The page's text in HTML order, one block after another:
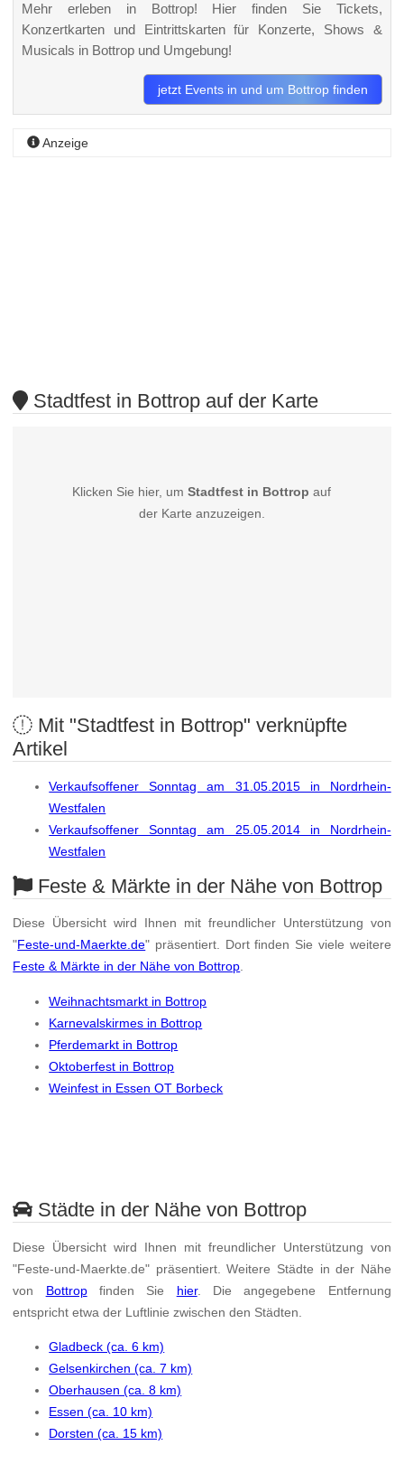
Mehr erleben in Bottrop! Hier finden Sie Tickets,
Konzertkarten und Eintrittskarten für Konzerte, Shows &
Musicals in Bottrop und Umgebung!
jetzt Events in und um Bottrop finden
Anzeige
Stadtfest in Bottrop auf der Karte
Klicken Sie hier, umStadtfest in Bottrop auf
der Karte anzuzeigen.
Mit "Stadtfest in Bottrop" verknüpfte
Artikel
Verkaufsoffener Sonntag am 31.05.2015 in Nordrhein-
Westfalen
Verkaufsoffener Sonntag am 25.05.2014 in Nordrhein-
Westfalen
Feste & Märkte in der Nähe von Bottrop
Diese Übersicht wird Ihnen mit freundlicher Unterstützung von
"Feste-und-Maerkte.de" präsentiert. Dort finden Sie viele weitere
Feste & Märkte in der Nähe von Bottrop.
Weihnachtsmarkt in Bottrop
Karnevalskirmes in Bottrop
Pferdemarkt in Bottrop
Oktoberfest in Bottrop
Weinfest in Essen OT Borbeck
Städte in der Nähe von Bottrop
Diese Übersicht wird Ihnen mit freundlicher Unterstützung von
"Feste-und-Maerkte.de" präsentiert. Weitere Städte in der Nähe
von Bottropfinden Sie hier. Die angegebene Entfernung
entspricht etwa der Luftlinie zwischen den Städten.
Gladbeck (ca. 6 km)
Gelsenkirchen (ca. 7 km)
Oberhausen (ca. 8 km)
Essen (ca. 10 km)
Dorsten (ca. 15 km)